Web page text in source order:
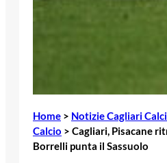
Home > Notizie Cagliari
Calcio > Cagliari, Pisacane
Borrelli punta il Sassuolo